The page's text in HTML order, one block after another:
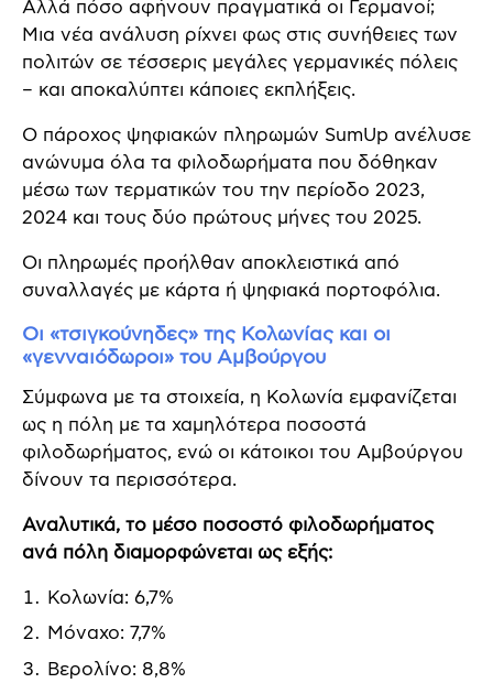
Αλλά πόσο αφήνουν πραγματικά οι Γερμανοί;
Μια νέα ανάλυση ρίχνει φως στις συνήθειες των
πολιτών σε τέσσερις μεγάλες γερμανικές πόλεις
– και αποκαλύπτει κάποιες εκπλήξεις.
Ο πάροχος ψηφιακών πληρωμών SumUp ανέλυσε
ανώνυμα όλα τα φιλοδωρήματα που δόθηκαν
μέσω των τερματικών του την περίοδο 2023,
2024 και τους δύο πρώτους μήνες του 2025.
Οι πληρωμές προήλθαν αποκλειστικά από
συναλλαγές με κάρτα ή ψηφιακά πορτοφόλια.
Οι «τσιγκούνηδες» της Κολωνίας και οι
«γενναιόδωροι» του Αμβούργου
Σύμφωνα με τα στοιχεία, η Κολωνία εμφανίζεται
ως η πόλη με τα χαμηλότερα ποσοστά
φιλοδωρήματος, ενώ οι κάτοικοι του Αμβούργου
δίνουν τα περισσότερα.
Αναλυτικά, το μέσο ποσοστό φιλοδωρήματος
ανά πόλη διαμορφώνεται ως εξής:
Κολωνία: 6,7%
Μόναχο: 7,7%
Βερολίνο: 8,8%